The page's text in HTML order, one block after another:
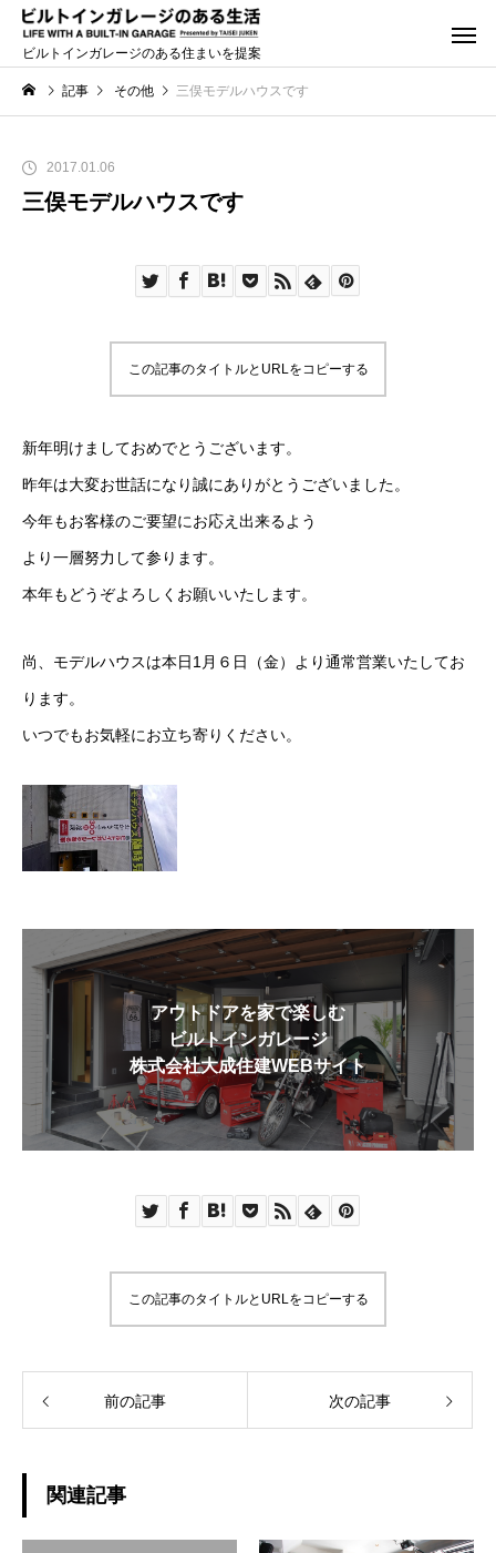
ビルトインガレージのある住まいを提案
記事 その他 三俣モデルハウスです
2017.01.06
三俣モデルハウスです
この記事のタイトルとURLをコピーする
新年明けましておめでとうございます。
昨年は大変お世話になり誠にありがとうございました。
今年もお客様のご要望にお応え出来るよう
より一層努力して参ります。
本年もどうぞよろしくお願いいたします。
尚、モデルハウスは本日1月６日（金）より通常営業いたしてお
ります。
いつでもお気軽にお立ち寄りください。
アウトドアを家で楽しむ
ビルトインガレージ
株式会社大成住建WEBサイト
この記事のタイトルとURLをコピーする
前の記事 次の記事
関連記事